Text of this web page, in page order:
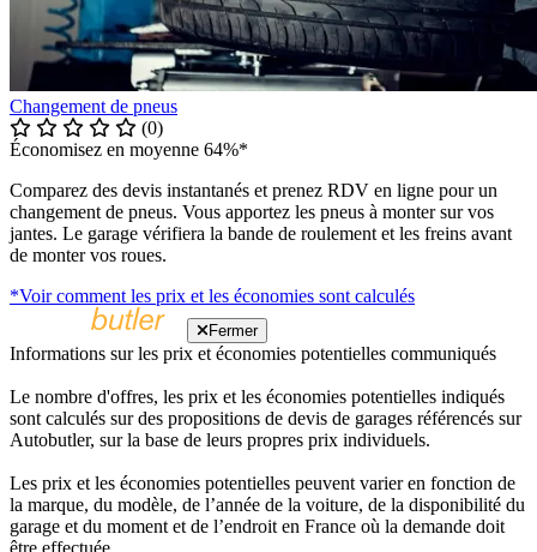
Changement de pneus
(0)
Économisez en moyenne 64%*
Comparez des devis instantanés et prenez RDV en ligne pour un
changement de pneus. Vous apportez les pneus à monter sur vos
jantes. Le garage vérifiera la bande de roulement et les freins avant
de monter vos roues.
*Voir comment les prix et les économies sont calculés
Fermer
Informations sur les prix et économies potentielles communiqués
Le nombre d'offres, les prix et les économies potentielles indiqués
sont calculés sur des propositions de devis de garages référencés sur
Autobutler, sur la base de leurs propres prix individuels.
Les prix et les économies potentielles peuvent varier en fonction de
la marque, du modèle, de l’année de la voiture, de la disponibilité du
garage et du moment et de l’endroit en France où la demande doit
être effectuée.